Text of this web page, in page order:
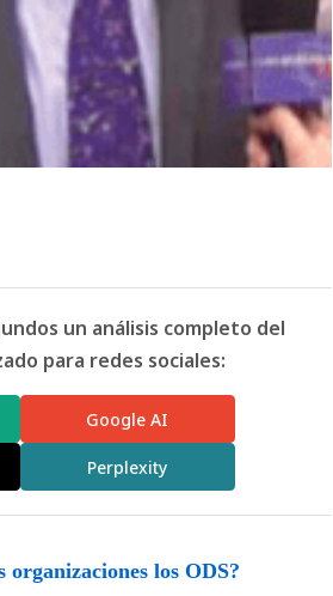
un análisis completo del
para redes sociales:
Google AI
Perplexity
los ODS?